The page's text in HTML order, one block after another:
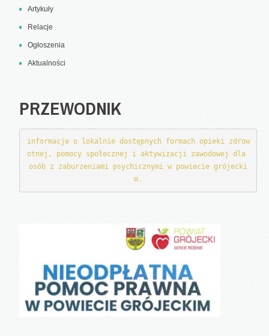
Artykuły
Relacje
Ogłoszenia
Aktualności
PRZEWODNIK
informacje o lokalnie dostępnych formach opieki zdrow
otnej, pomocy społecznej i aktywizacji zawodowej dla
osób z zaburzeniami psychicznymi w powiecie grójecki
m.